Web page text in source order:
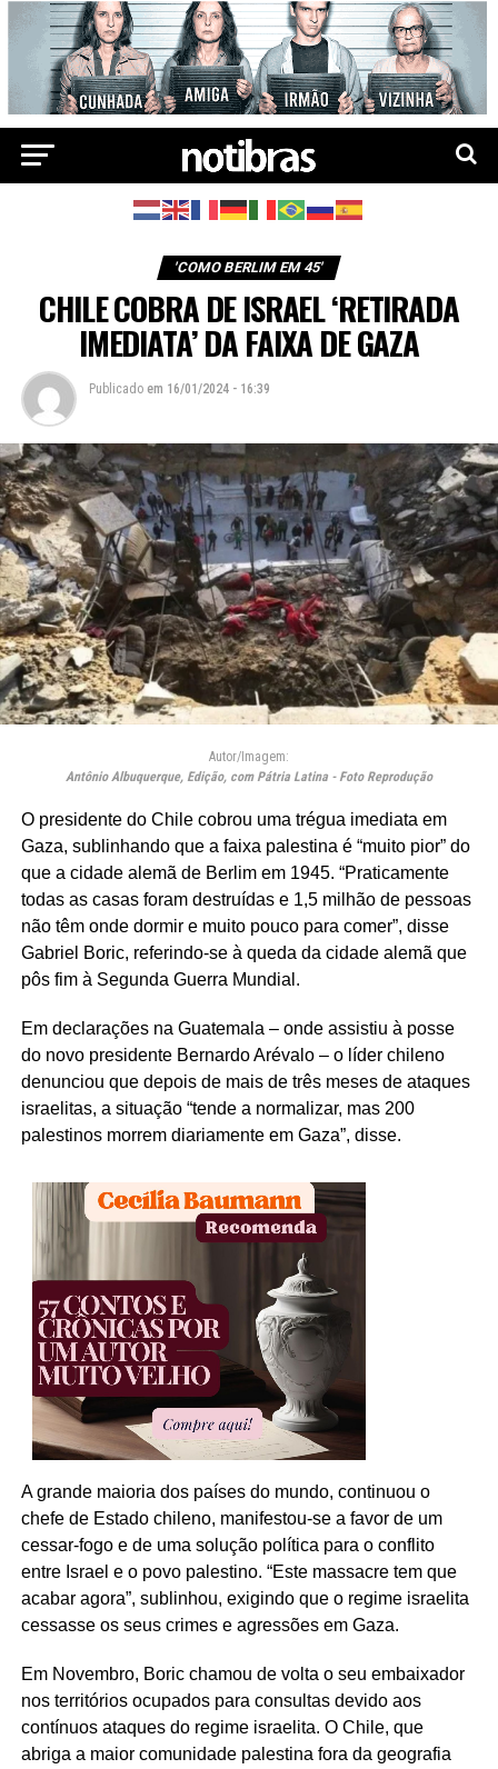
'COMO BERLIM EM 45'
CHILE COBRA DE ISRAEL ‘RETIRADA
IMEDIATA’ DA FAIXA DE GAZA
Publicado em 16/01/2024 - 16:39
Autor/Imagem:
Antônio Albuquerque, Edição, com Pátria Latina - Foto Reprodução
O presidente do Chile cobrou uma trégua imediata em
Gaza, sublinhando que a faixa palestina é “muito pior” do
que a cidade alemã de Berlim em 1945. “Praticamente
todas as casas foram destruídas e 1,5 milhão de pessoas
não têm onde dormir e muito pouco para comer”, disse
Gabriel Boric, referindo-se à queda da cidade alemã que
pôs fim à Segunda Guerra Mundial.
Em declarações na Guatemala – onde assistiu à posse
do novo presidente Bernardo Arévalo – o líder chileno
denunciou que depois de mais de três meses de ataques
israelitas, a situação “tende a normalizar, mas 200
palestinos morrem diariamente em Gaza”, disse.
A grande maioria dos países do mundo, continuou o
chefe de Estado chileno, manifestou-se a favor de um
cessar-fogo e de uma solução política para o conflito
entre Israel e o povo palestino. “Este massacre tem que
acabar agora”, sublinhou, exigindo que o regime israelita
cessasse os seus crimes e agressões em Gaza.
Em Novembro, Boric chamou de volta o seu embaixador
nos territórios ocupados para consultas devido aos
contínuos ataques do regime israelita. O Chile, que
abriga a maior comunidade palestina fora da geografia